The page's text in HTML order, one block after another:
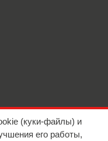
(куки-файлы) и
его работы,